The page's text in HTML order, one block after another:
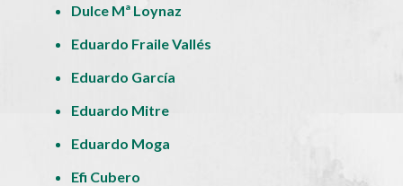
Dulce Mª Loynaz
Eduardo Fraile Vallés
Eduardo García
Eduardo Mitre
Eduardo Moga
Efi Cubero